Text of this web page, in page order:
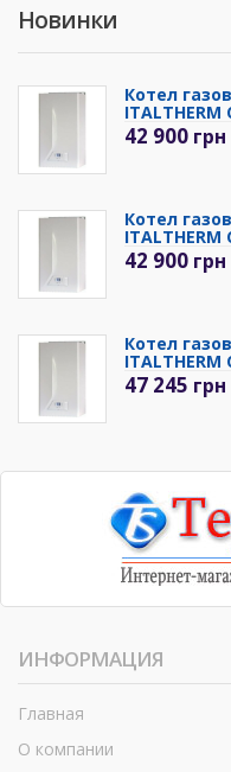
Новинки
Котел
ITALTHERM
42 900 грн
Котел
ITALTHERM
42 900 грн
Котел
ITALTHERM
47 245 грн
ИНФОРМАЦИЯ
Главная
О компании